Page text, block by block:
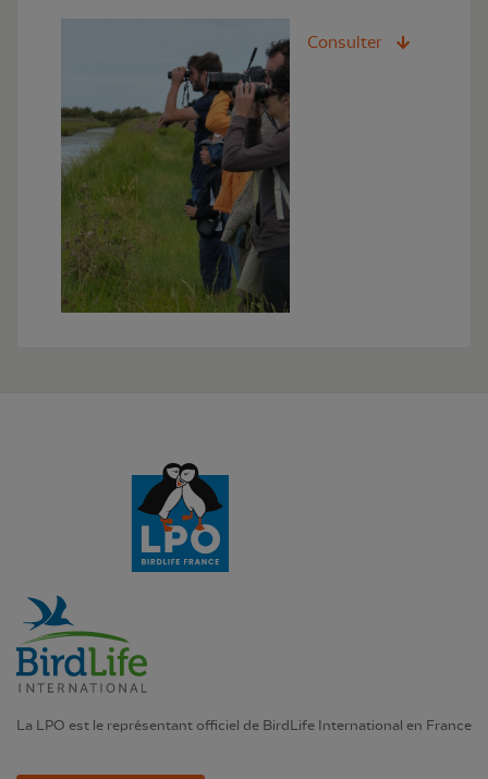
Consulter
La LPO est le représentant officiel de BirdLife International en France